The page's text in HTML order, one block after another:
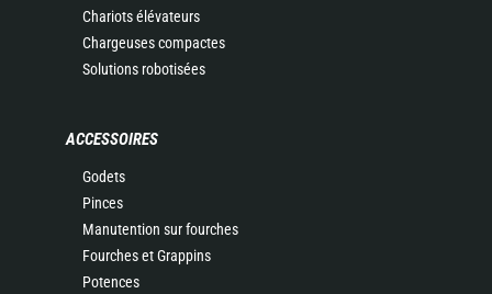
Chariots élévateurs
Chargeuses compactes
Solutions robotisées
ACCESSOIRES
Godets
Pinces
Manutention sur fourches
Fourches et Grappins
Potences